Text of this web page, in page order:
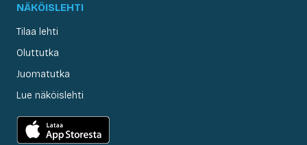
NÄKÖISLEHTI
Tilaa lehti
Oluttutka
Juomatutka
Lue näköislehti